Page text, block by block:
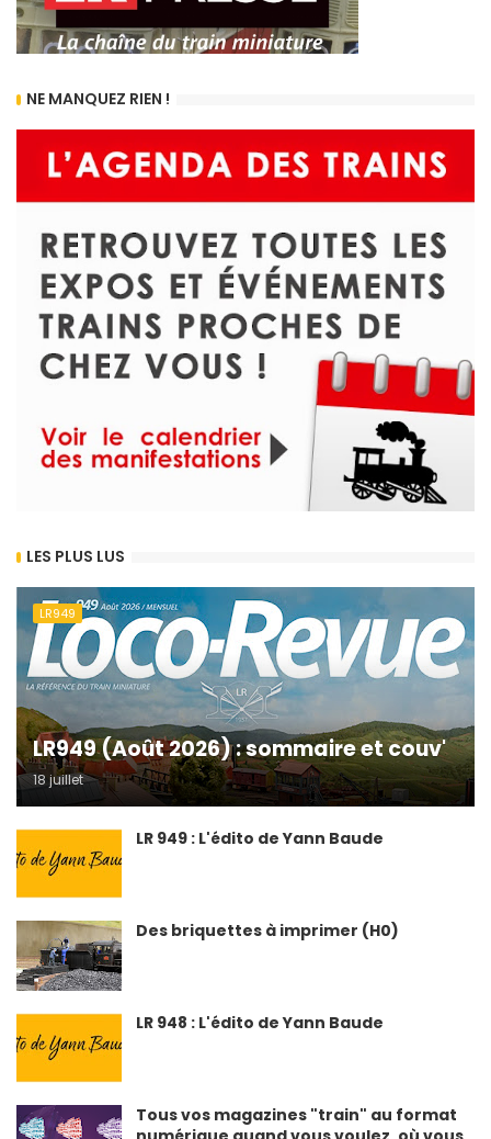
NE MANQUEZ RIEN !
LES PLUS LUS
LR949
LR949 (Août 2026) : sommaire et couv'
18 juillet
LR 949 : L'édito de Yann Baude
Des briquettes à imprimer (H0)
LR 948 : L'édito de Yann Baude
Tous vos magazines "train" au format